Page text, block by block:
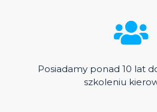
Posiadamy ponad 10 lat
szkoleniu